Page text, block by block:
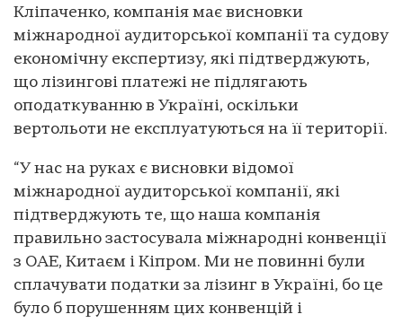
Кліпаченко, компанія має висновки
міжнародної аудиторської компанії та судову
економічну експертизу, які підтверджують,
що лізингові платежі не підлягають
оподаткуванню в Україні, оскільки
вертольоти не експлуатуються на її території.
“У нас на руках є висновки відомої
міжнародної аудиторської компанії, які
підтверджують те, що наша компанія
правильно застосувала міжнародні конвенції
з ОАЕ, Китаєм і Кіпром. Ми не повинні були
сплачувати податки за лізинг в Україні, бо це
було б порушенням цих конвенцій і